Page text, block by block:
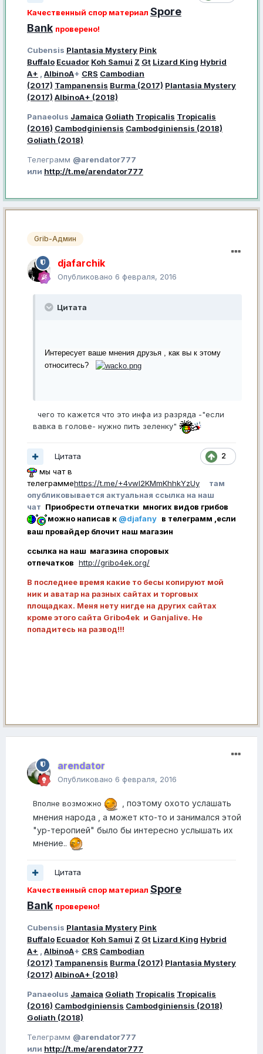
Качественный спор материал Spore
Bank проверено!
Cubensis Plantasia Mystery Pink
Buffalo Ecuador Koh Samui Z Gt Lizard King Hybrid
A+ , AlbinoA+ CRS Cambodian
(2017) Tampanensis Burma (2017) Plantasia Mystery
(2017) AlbinoA+ (2018)
Panaeolus Jamaica Goliath Tropicalis Tropicalis
(2016) Cambodginiensis Cambodginiensis (2018)
Goliath (2018)
Телеграмм @arendator777
или http://t.me/arendator777
Grib-Админ
djafarchik
Опубликовано 6 февраля, 2016
Цитата
Интересует ваше мнения друзья , как вы к этому
относитесь?
чего то кажется что это инфа из разряда -"если
вавка в голове- нужно пить зеленку"
2
Цитата
мы чат в
телеграммеhttps://t.me/+4vwl2KMmKhhkYzUy
там
опубликовывается актуальная ссылка на наш
чат Приобрести отпечатки многих видов грибов
можно написав к @djafany в телеграмм ,если
ваш провайдер блочит наш магазин
ссылка на наш магазина споровых
отпечатков http://gribo4ek.org/
В последнее время какие то бесы копируют мой
ник и аватар на разных сайтах и торговых
площадках. Меня нету нигде на других сайтах
кроме этого сайта Gribo4ek и Ganjalive. Не
попадитесь на развод!!!
arendator
Опубликовано 6 февраля, 2016
Вполне возможно
, поэтому охото услашать
мнения народа , а может кто-то и занимался этой
"ур-теропией" было бы интересно услышать их
мнение..
Цитата
Качественный спор материал Spore
Bank проверено!
Cubensis Plantasia Mystery Pink
Buffalo Ecuador Koh Samui Z Gt Lizard King Hybrid
A+
AlbinoA+ CRS Cambodian
(2017) Tampanensis Burma (2017) Plantasia Mystery
(2017) AlbinoA+ (2018)
Panaeolus Jamaica Goliath Tropicalis Tropicalis
(2016) Cambodginiensis Cambodginiensis (2018)
Goliath (2018)
Телеграмм @arendator777
или http://t.me/arendator777